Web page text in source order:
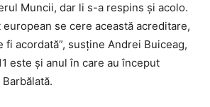
Muncii, dar li s-a respins şi acolo.
se cere această acreditare,
fi acordată”, susţine Andrei Buiceag,
este şi anul în care au început